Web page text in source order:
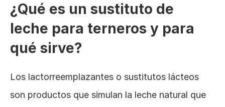
¿Qué es un sustituto de
leche para terneros y para
qué sirve?
Los lactorreemplazantes o sustitutos lácteos
son productos que simulan la leche natural que